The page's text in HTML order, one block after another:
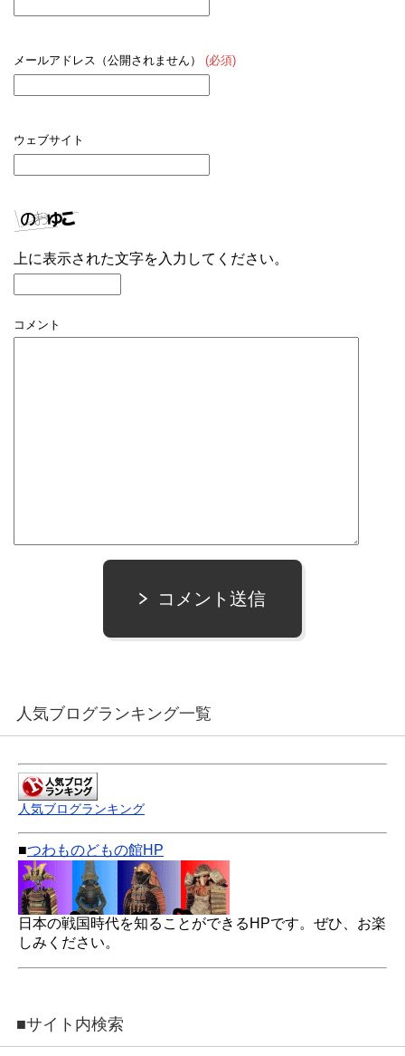
メールアドレス（公開されません） (必須)
ウェブサイト
上に表示された文字を入力してください。
コメント
コメント送信
人気ブログランキング一覧
人気ブログランキング
■つわものどもの館HP
日本の戦国時代を知ることができるHPです。ぜひ、お楽
しみください。
■サイト内検索